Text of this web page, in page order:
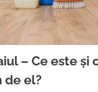
– Ce este și
de el?